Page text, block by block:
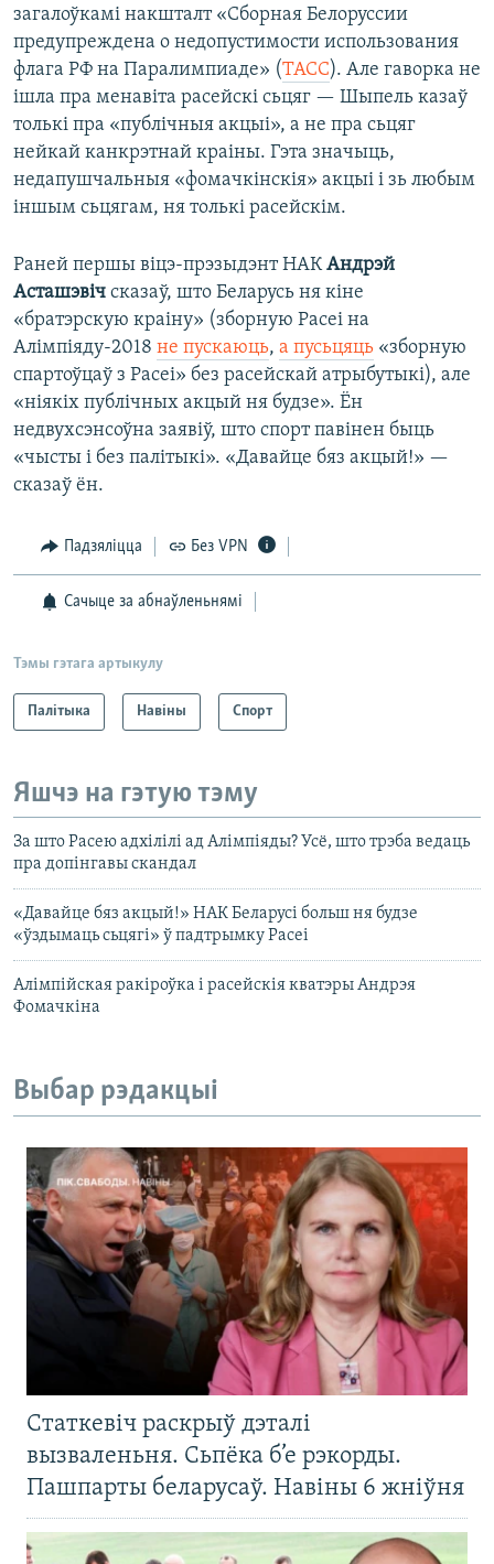
загалоўкамі накшталт «Сборная Белоруссии
предупреждена о недопустимости использования
флага РФ на Паралимпиаде» (ТАСС). Але гаворка не
ішла пра менавіта расейскі сьцяг — Шыпель казаў
толькі пра «публічныя акцыі», а не пра сьцяг
нейкай канкрэтнай краіны. Гэта значыць,
недапушчальныя «фомачкінскія» акцыі і зь любым
іншым сьцягам, ня толькі расейскім.
Раней першы віцэ-прэзыдэнт НАКАндрэй
Асташэвіч сказаў, што Беларусь ня кіне
«братэрскую краіну» (зборную Расеі на
Алімпіяду-2018 не пускаюць, а пусьцяць «зборную
спартоўцаў з Расеі» без расейскай атрыбутыкі), але
«ніякіх публічных акцый ня будзе». Ён
недвухсэнсоўна заявіў, што спорт павінен быць
«чысты і без палітыкі». «Давайце бяз акцый!» —
сказаў ён.
Падзяліцца Без VPN
Сачыце за абнаўленьнямі
Тэмы гэтага артыкулу
Палітыка Навіны Спорт
Яшчэ на гэтую тэму
За што Расею адхілілі ад Алімпіяды? Усё, што трэба ведаць
пра допінгавы скандал
«Давайце бяз акцый!» НАК Беларусі больш ня будзе
«ўздымаць сьцягі» ў падтрымку Расеі
Алімпійская ракіроўка і расейскія кватэры Андрэя
Фомачкіна
Выбар рэдакцыі
Статкевіч раскрыў дэталі
вызваленьня. Сьпёка б’е рэкорды.
Пашпарты беларусаў. Навіны 6 жніўня